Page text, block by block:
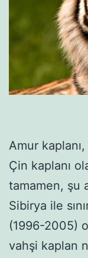
Amur
Çin kaplanı
tamamen, şu
Sibirya ile
(1996-2005)
vahşi kaplan